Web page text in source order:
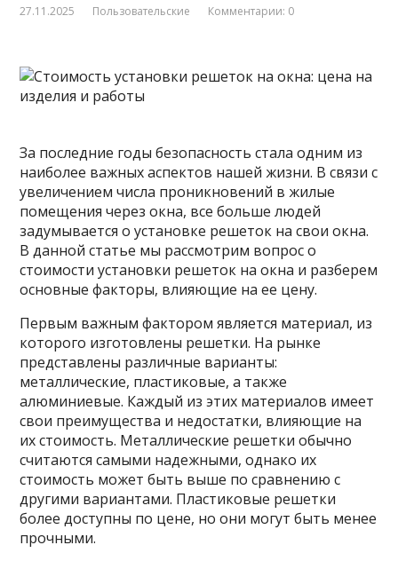
27.11.2025 Пользовательские Комментарии: 0
За последние годы безопасность стала одним из
наиболее важных аспектов нашей жизни. В связи с
увеличением числа проникновений в жилые
помещения через окна, все больше людей
задумывается о установке решеток на свои окна.
В данной статье мы рассмотрим вопрос о
стоимостиустановки решеток на окна и разберем
основные факторы, влияющие на ее цену.
Первым важным фактором является материал, из
которого изготовлены решетки. На рынке
представлены различные варианты:
металлические, пластиковые, а также
алюминиевые. Каждый из этих материалов имеет
свои преимущества и недостатки, влияющие на
их стоимость. Металлические решетки обычно
считаются самыми надежными, однако их
стоимость может быть выше по сравнению с
другими вариантами. Пластиковые решетки
более доступны по цене, но они могут быть менее
прочными.